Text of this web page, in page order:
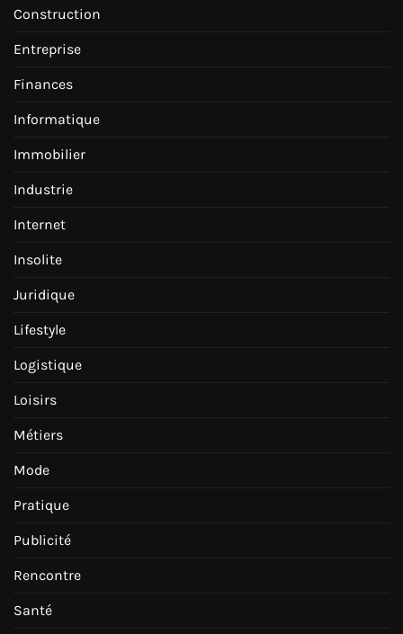
Construction
Entreprise
Finances
Informatique
Immobilier
Industrie
Internet
Insolite
Juridique
Lifestyle
Logistique
Loisirs
Métiers
Mode
Pratique
Publicité
Rencontre
Santé